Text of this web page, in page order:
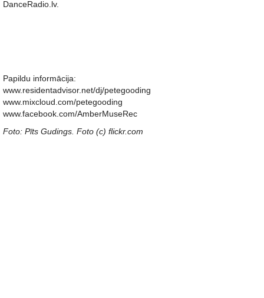
DanceRadio.lv.
Papildu informācija:
www.residentadvisor.net/dj/petegooding
www.mixcloud.com/petegooding
www.facebook.com/AmberMuseRec
Foto: Pīts Gudings. Foto (c) flickr.com